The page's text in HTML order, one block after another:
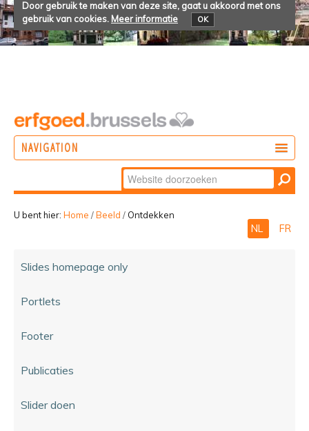
Door gebruik te maken van deze site, gaat u akkoord met ons
gebruik van cookies. Meer informatie OK
NAVIGATION
Zoek
Geavanceerd
zoeken...
U bent hier: Home /Beeld / Ontdekken
NL FR
Slides homepage only
Portlets
Footer
Publicaties
Slider doen